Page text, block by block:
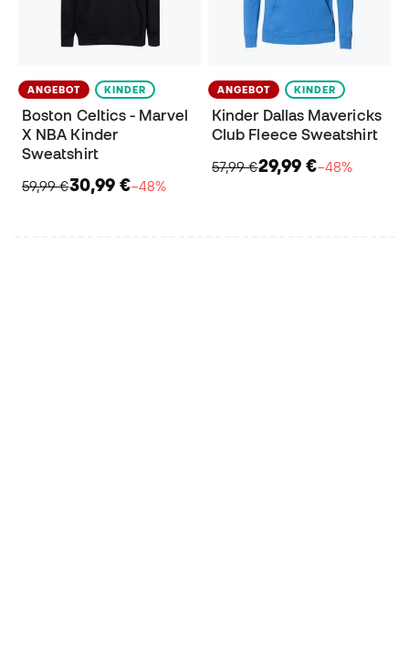
ANGEBOT KINDER
Boston Celtics - Marvel
X NBA Kinder
Sweatshirt
59,99 €30,99 €−48%
ANGEBOT KINDER
Kinder Dallas Mavericks
Club Fleece Sweatshirt
57,99 €29,99 €−48%